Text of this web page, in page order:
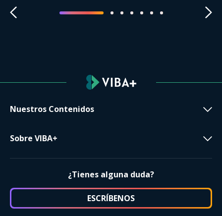
Nuestros Contenidos
Sobre VIBA+
¿Tienes alguna duda?
ESCRÍBENOS